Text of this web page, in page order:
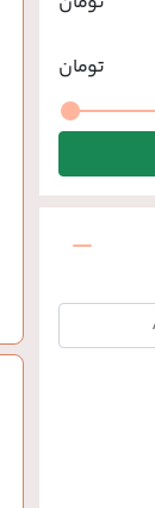
تومان